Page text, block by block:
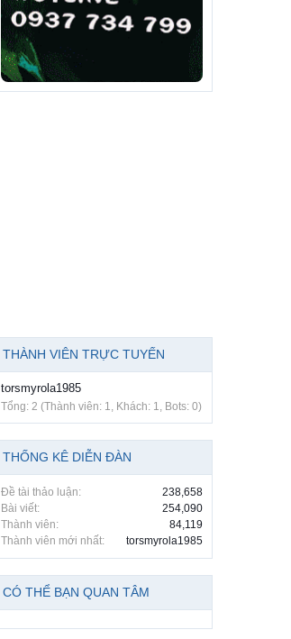
THÀNH VIÊN TRỰC TUYẾN
torsmyrola1985
Tổng: 2 (Thành viên: 1, Khách: 1, Bots: 0)
THỐNG KÊ DIỄN ĐÀN
Đề tài thảo luận:
238,658
Bài viết:
254,090
Thành viên:
84,119
Thành viên mới nhất:
torsmyrola1985
CÓ THỂ BẠN QUAN TÂM